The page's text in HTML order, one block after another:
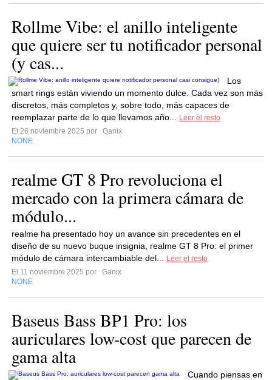
Rollme Vibe: el anillo inteligente
que quiere ser tu notificador personal
(y cas...
Los
smart rings están viviendo un momento dulce. Cada vez son más
discretos, más completos y, sobre todo, más capaces de
reemplazar parte de lo que llevamos año...
Leer el resto
El 26 noviembre 2025 por
Ganix
NONE
realme GT 8 Pro revoluciona el
mercado con la primera cámara de
módulo...
realme ha presentado hoy un avance sin precedentes en el
diseño de su nuevo buque insignia, realme GT 8 Pro: el primer
módulo de cámara intercambiable del...
Leer el resto
El 11 noviembre 2025 por
Ganix
NONE
Baseus Bass BP1 Pro: los
auriculares low-cost que parecen de
gama alta
Cuando piensas en